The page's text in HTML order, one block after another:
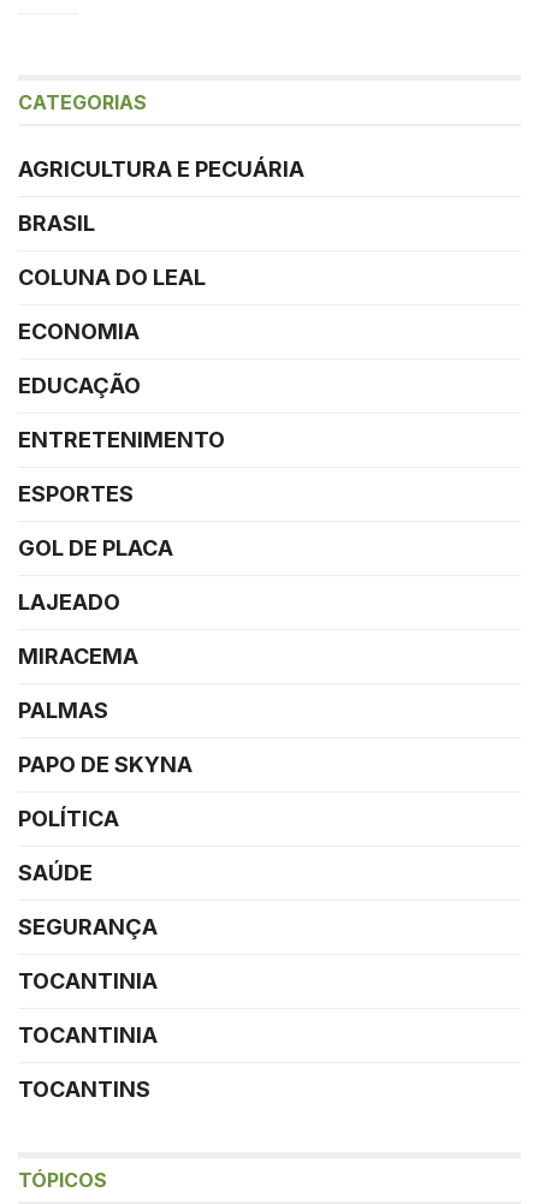
CATEGORIAS
AGRICULTURA E PECUÁRIA
BRASIL
COLUNA DO LEAL
ECONOMIA
EDUCAÇÃO
ENTRETENIMENTO
ESPORTES
GOL DE PLACA
LAJEADO
MIRACEMA
PALMAS
PAPO DE SKYNA
POLÍTICA
SAÚDE
SEGURANÇA
TOCANTINIA
TOCANTINIA
TOCANTINS
TÓPICOS